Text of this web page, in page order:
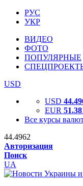
РУС
УКР
ВИДЕО
ФОТО
ПОПУЛЯРНЫЕ
USD
USD
EUR
Все курсы
44.4962
Авторизация
Поиск
UA